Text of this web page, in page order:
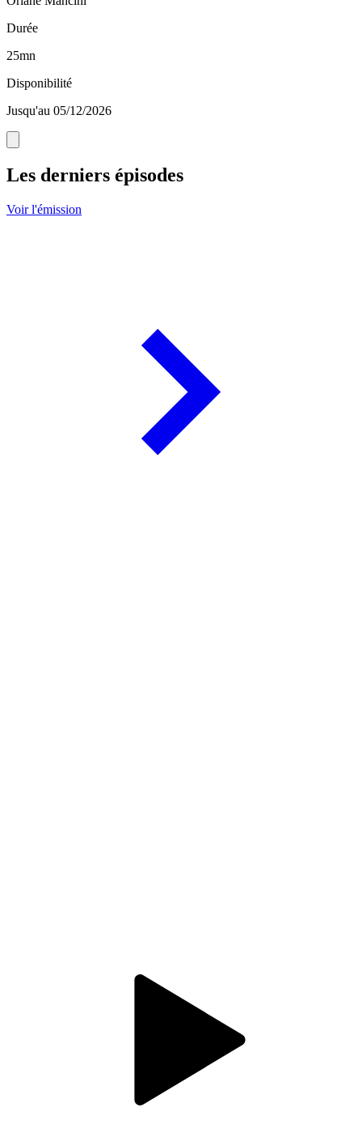
Durée
25mn
Disponibilité
Jusqu'au 05/12/2026
Les derniers épisodes
Voir l'émission